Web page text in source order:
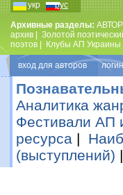
укр рус
Архивные разделы:
архив
Золотой
поэтов
Клубы АП Украины
вход для авторов
Аналитика
Фестивали АП
ресурса |
(выступлений)